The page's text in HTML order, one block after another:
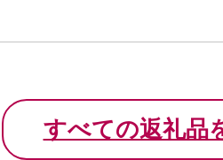
すべての返礼品